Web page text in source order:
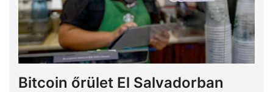
Bitcoin őrület El Salvadorban